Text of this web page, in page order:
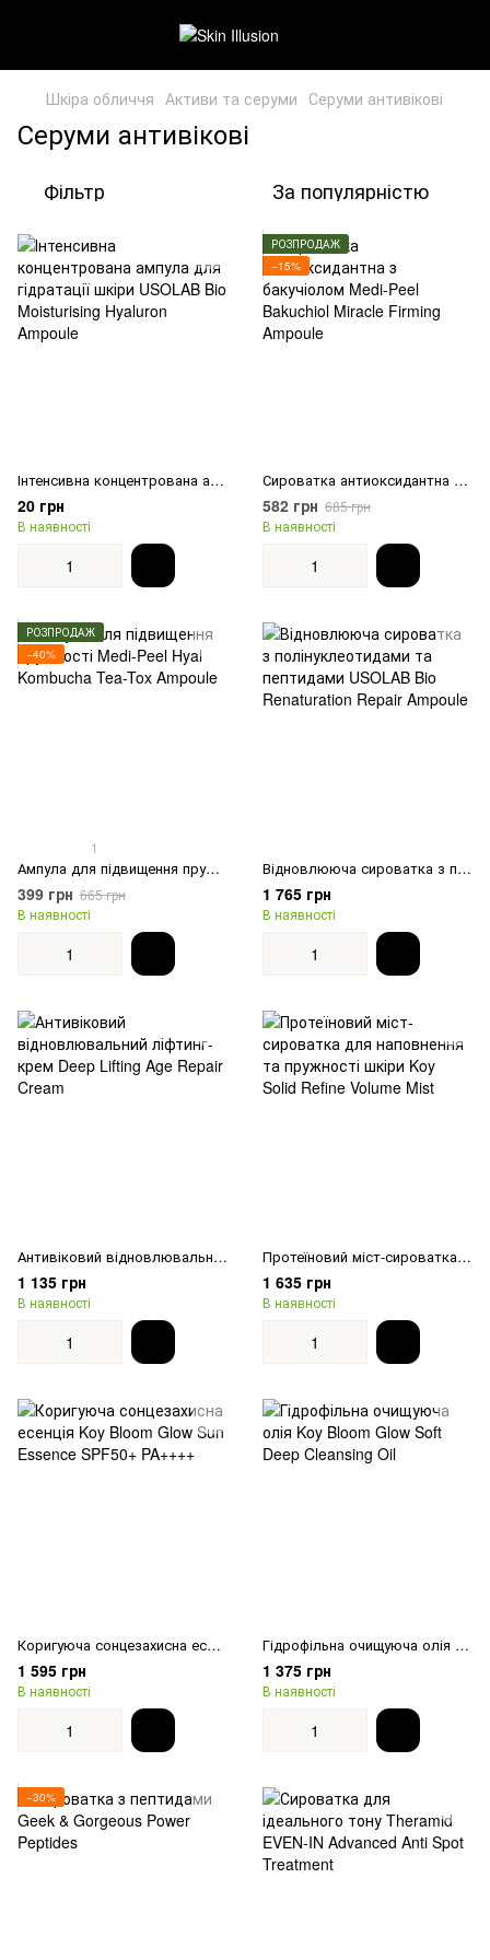
Шкіра обличчя Активи та серуми Серуми антивікові
Серуми антивікові
Фільтр За популярністю
Інтенсивна концентрована ампула для гідратації шкіри USOLAB Bio Moisturising Hyaluron Ampoule
20 грн
В наявності
РОЗПРОДАЖ
−15%
Сироватка антиоксидантна з бакучіолом Medi-Peel Bakuchiol Miracle Firming Ampoule
582 грн 685 грн
В наявності
РОЗПРОДАЖ
−40%
1
Ампула для підвищення пружності Medi-Peel Hyal Kombucha Tea-Tox Ampoule
399 грн 665 грн
В наявності
Відновлююча сироватка з полінуклеотидами та пептидами USOLAB Bio Renaturation Repair Ampoule
1 765 грн
В наявності
Антивіковий відновлювальний ліфтинг-крем Deep Lifting Age Repair Cream
1 135 грн
В наявності
Протеїновий міст-сироватка для наповнення та пружності шкіри Koy Solid Refine Volume Mist
1 635 грн
В наявності
Коригуюча сонцезахисна есенція Koy Bloom Glow Sun Essence SPF50+ PA++++
1 595 грн
В наявності
Гідрофільна очищуюча олія Koy Bloom Glow Soft Deep Cleansing Oil
1 375 грн
В наявності
−30%